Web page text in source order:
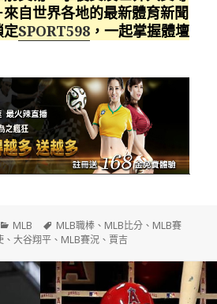
自世界各地的最新體育新聞
定SPORT598 ，一起掌握體壇
分
類
MLB
標
籤
MLB職棒 、 MLB比分 、 MLB賽
、大谷翔平 、 MLB賽況 、 賈吉